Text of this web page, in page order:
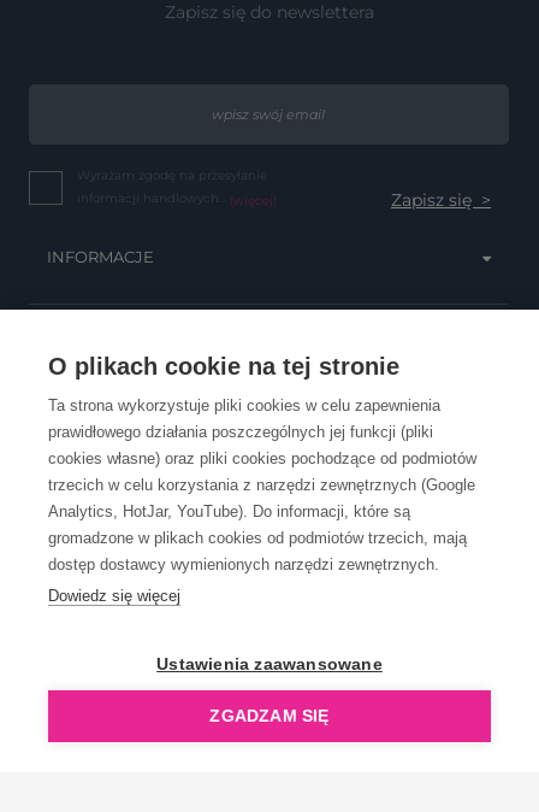
O plikach cookie na tej stronie
Ta strona wykorzystuje pliki cookies w celu zapewnienia
prawidłowego działania poszczególnych jej funkcji (pliki
cookies własne) oraz pliki cookies pochodzące od podmiotów
trzecich w celu korzystania z narzędzi zewnętrznych (Google
Analytics, HotJar, YouTube). Do informacji, które są
gromadzone w plikach cookies od podmiotów trzecich, mają
dostęp dostawcy wymienionych narzędzi zewnętrznych.
Dowiedz się więcej
Ustawienia zaawansowane
ZGADZAM SIĘ
Zapisz się do newslettera
Wyrażam zgodę na przesyłanie
informacji handlowych... (więcej)
INFORMACJE
OBSŁUGA KLIENTA
KONTAKT
OpenGift jest częścią ReflectGroup.